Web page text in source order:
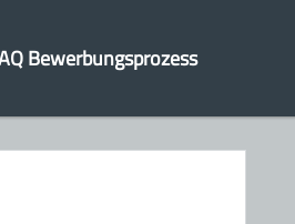
Bewerbungsprozess